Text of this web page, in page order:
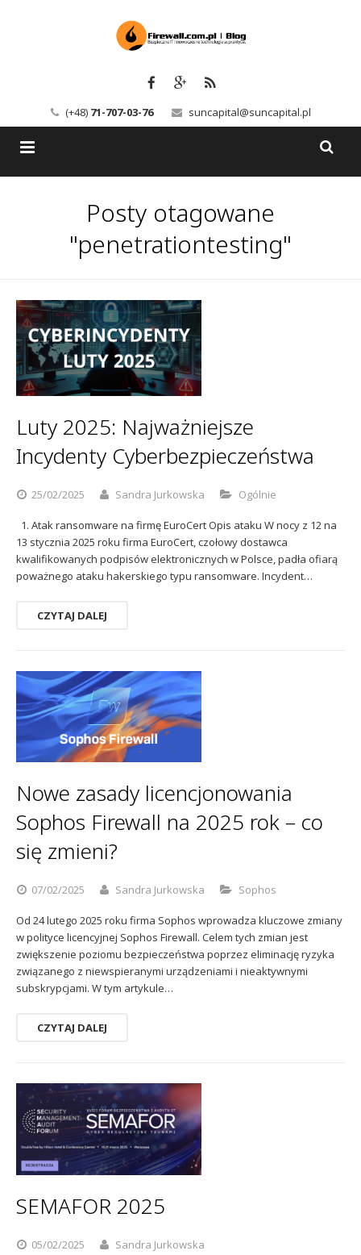
(+48) 71-707-03-76 suncapital@suncapital.pl
Kerio
Serwery pocztowe
Sophos
Newsletter
Szkolenia
Kontakt
Polityka prywatności
Posty otagowane
"penetrationtesting"
Luty 2025: Najważniejsze
Incydenty Cyberbezpieczeństwa
25/02/2025 Sandra Jurkowska Ogólnie
1. Atak ransomware na firmę EuroCert Opis ataku W nocy z 12 na
13 stycznia 2025 roku firma EuroCert, czołowy dostawca
kwalifikowanych podpisów elektronicznych w Polsce, padła ofiarą
poważnego ataku hakerskiego typu ransomware. Incydent…
CZYTAJ DALEJ
Nowe zasady licencjonowania
Sophos Firewall na 2025 rok – co
się zmieni?
07/02/2025 Sandra Jurkowska Sophos
Od 24 lutego 2025 roku firma Sophos wprowadza kluczowe zmiany
w polityce licencyjnej Sophos Firewall. Celem tych zmian jest
zwiększenie poziomu bezpieczeństwa poprzez eliminację ryzyka
związanego z niewspieranymi urządzeniami i nieaktywnymi
subskrypcjami. W tym artykule…
CZYTAJ DALEJ
SEMAFOR 2025
05/02/2025
Sandra Jurkowska